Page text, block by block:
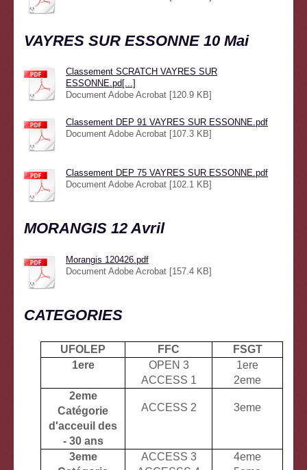
VAYRES SUR ESSONNE 10 Mai
Classement SCRATCH VAYRES SUR
ESSONNE.pd[...]
Document Adobe Acrobat [120.9 KB]
Classement DEP 91 VAYRES SUR ESSONNE.pdf
Document Adobe Acrobat [107.3 KB]
Classement DEP 75 VAYRES SUR ESSONNE.pdf
Document Adobe Acrobat [102.1 KB]
MORANGIS 12 Avril
Morangis 120426.pdf
Document Adobe Acrobat [157.4 KB]
CATEGORIES
UFOLEP FFC
FSGT
1ere
OPEN 3
ACCESS 1
1ere
2eme
2eme
Catégorie
d'acceuil des
- 30 ans
ACCESS 2 3eme
3eme
ACCESS 3
4eme